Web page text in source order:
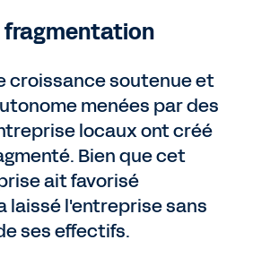
fragmentation
croissance soutenue et
menées par des
locaux ont créé
Bien que cet
ait favorisé
laissé l'entreprise sans
ses effectifs.